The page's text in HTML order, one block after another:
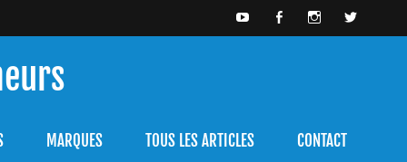
MARQUES TOUS LES ARTICLES CONTACT